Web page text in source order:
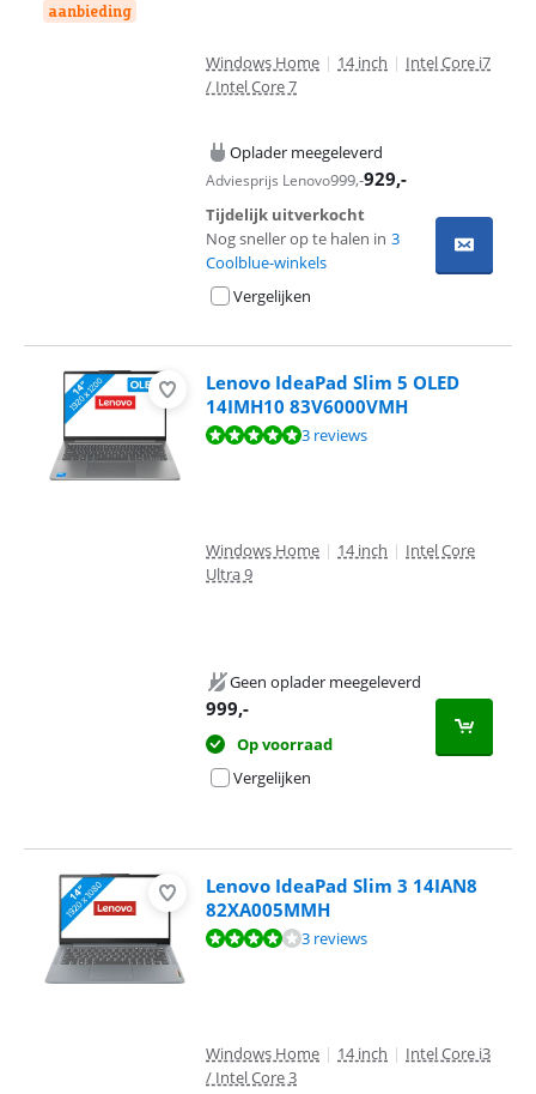
aanbieding
Windows Home | 14 inch | Intel Core i7
/ Intel Core 7
Oplader meegeleverd
Adviesprijs Lenovo999,-929,-
Tijdelijk uitverkocht
Nog sneller op te halen in 3
Coolblue-winkels
Vergelijken
Lenovo IdeaPad Slim 5 OLED
14IMH10 83V6000VMH
Beoordeling is 9,6 van de 10, gebaseerd op 3 reviews.
3 reviews
Windows Home | 14 inch | Intel Core
Ultra 9
Geen oplader meegeleverd
999,-
Op voorraad
Vergelijken
Lenovo IdeaPad Slim 3 14IAN8
82XA005MMH
Beoordeling is 8,0 van de 10, gebaseerd op 3 reviews.
3 reviews
Windows Home | 14 inch | Intel Core i3
/ Intel Core 3